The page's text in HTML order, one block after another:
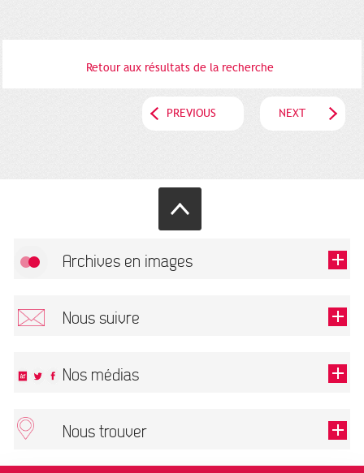
Retour aux résultats de la recherche
PREVIOUS NEXT
Archives en images
Nous suivre
This field is required.
Nos médias
Nous trouver
ARCHIVES MUNICIPALES